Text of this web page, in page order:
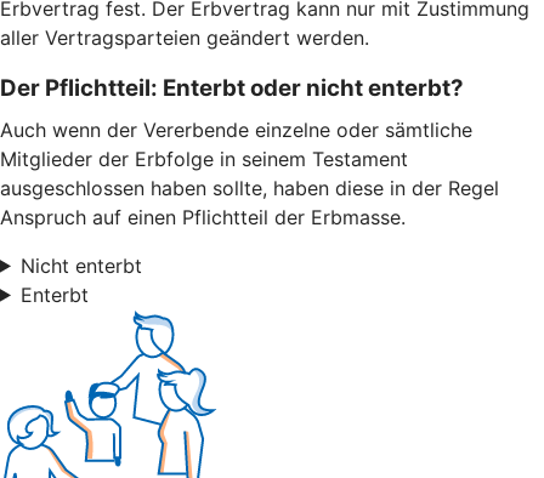
Erbvertrag fest. Der Erbvertrag kann nur mit Zustimmung
aller Vertragsparteien geändert werden.
Der Pflichtteil: Enterbt oder nicht enterbt?
Auch wenn der Vererbende einzelne oder sämtliche
Mitglieder der Erbfolge in seinem Testament
ausgeschlossen haben sollte, haben diese in der Regel
Anspruch auf einen Pflichtteil der Erbmasse.
Nicht enterbt
Enterbt